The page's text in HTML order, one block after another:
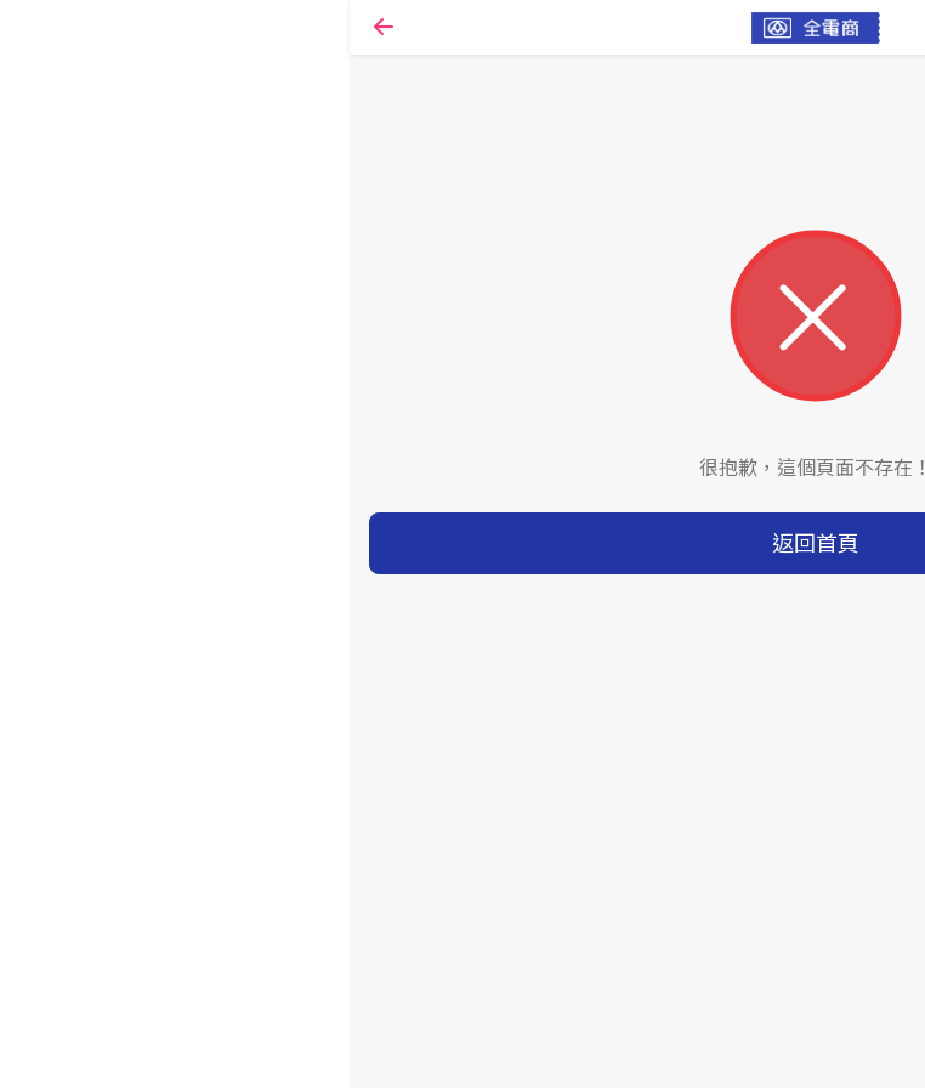
很抱歉，這個頁面不存在！
返回首頁